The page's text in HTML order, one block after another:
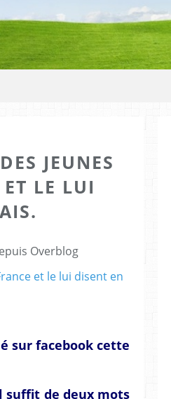
JEUNES
LE LUI
Overblog
sur facebook cette
suffit de deux mots